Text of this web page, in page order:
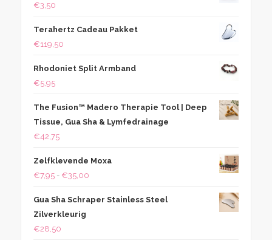
€3,50
Terahertz Cadeau Pakket
€119,50
Rhodoniet Split Armband
€5,95
The Fusion™ Madero Therapie Tool | Deep
Tissue, Gua Sha & Lymfedrainage
€42,75
Zelfklevende Moxa
€7,95 - €35,00Prijsklasse:
tot
Gua Sha Schraper Stainless Steel
Zilverkleurig
€28,50